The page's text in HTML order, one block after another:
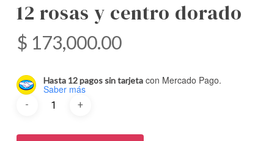
12 rosas y centro dorado
$ 173,000.00
Hasta 12 pagos sin tarjetacon Mercado Pago.
Saber más